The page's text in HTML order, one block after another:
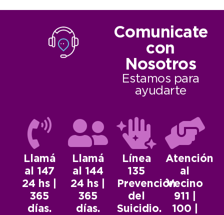
Comunicate
con
Nosotros
Estamos para
ayudarte
Llamá
al 147
24 hs |
365
días.
Llamá
al 144
24 hs |
365
días.
Línea
135
Prevención
del
Suicidio.
Atención
al
Vecino
911 |
100 |